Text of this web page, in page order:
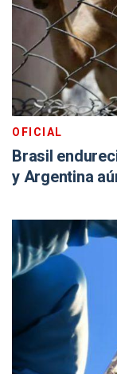
OFICIAL
Brasil
y Argentina